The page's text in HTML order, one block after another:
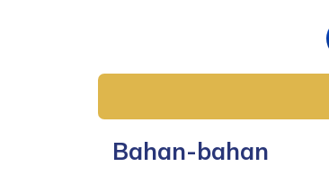
Bahan-bahan